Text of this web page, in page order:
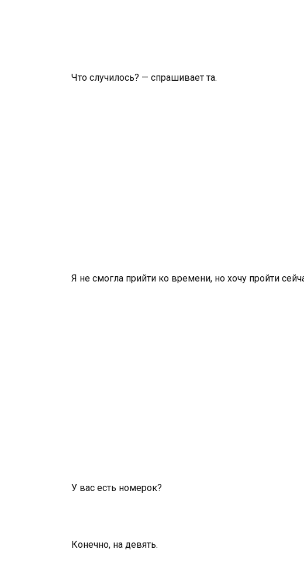
Что случилось? — спрашивает та.
Я не смогла прийти ко времени, но хочу пройти
У вас есть номерок?
Конечно, на девять.